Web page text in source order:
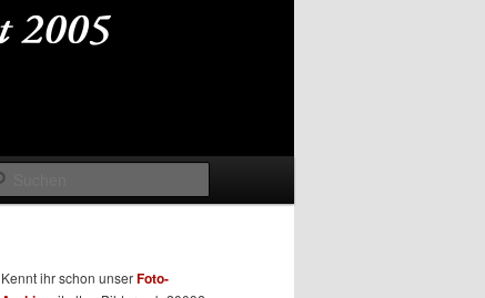
Kennt ihr schon unserFoto-